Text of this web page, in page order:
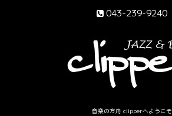
043-239-9240
音楽の方舟 clipperへようこそ